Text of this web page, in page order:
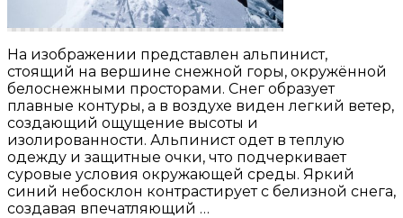
На изображении представлен альпинист,
стоящий на вершине снежной горы, окружённой
белоснежными просторами. Снег образует
плавные контуры, а в воздухе виден легкий ветер,
создающий ощущение высоты и
изолированности. Альпинист одет в теплую
одежду и защитные очки, что подчеркивает
суровые условия окружающей среды. Яркий
синий небосклон контрастирует с белизной снега,
создавая впечатляющий …